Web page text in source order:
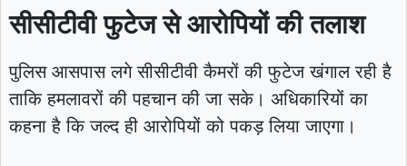
सीसीटीवी फुटेज से आरोपियों की तलाश
पुलिस आसपास लगे सीसीटीवी कैमरों की फुटेज खंगाल रही है
ताकि हमलावरों की पहचान की जा सके। अधिकारियों का
कहना है कि जल्द ही आरोपियों को पकड़ लिया जाएगा।